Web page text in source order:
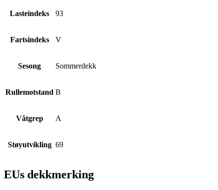
Lasteindeks 93
Fartsindeks V
Sesong Sommerdekk
Rullemotstand B
Våtgrep A
Støyutvikling 69
EUs dekkmerking